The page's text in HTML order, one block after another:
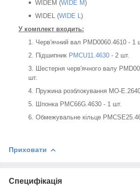
WIDEM (WIDE M)
WIDEL (WIDE L)
У комплект входить:
Черв'ячний вал PMD0060.4610 - 1
Підшипник PMCU11.4630 - 2 шт.
Шестерня черв'ячного валу
шт.
Пружина розблокування MO-
Шпонка PMC66G.4630 - 1 шт.
Обмежувальне кільце
Приховати
Специфікація